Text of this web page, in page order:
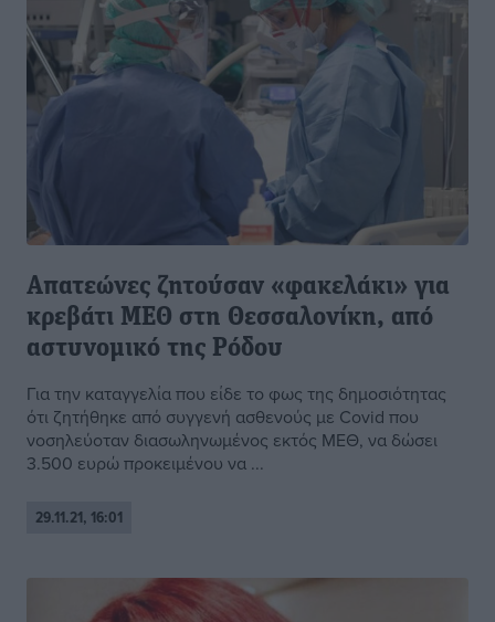
Απατεώνες ζητούσαν «φακελάκι» για
κρεβάτι ΜΕΘ στη Θεσσαλονίκη, από
αστυνομικό της Ρόδου
Για την καταγγελία που είδε το φως της δημοσιότητας
ότι ζητήθηκε από συγγενή ασθενούς με Covid που
νοσηλεύοταν διασωληνωμένος εκτός ΜΕΘ, να δώσει
3.500 ευρώ προκειμένου να ...
29.11.21, 16:01